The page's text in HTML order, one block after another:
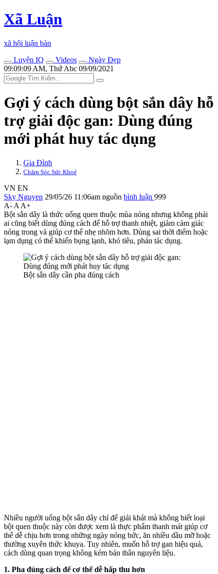
Xã Luận
xã hội luận bàn
Luyện IQ
Videos
Ngày Đẹp
09:09:09 AM, Thứ Abc 09/09/2021
Gợi ý cách dùng bột sắn dây hỗ
trợ giải độc gan: Dùng đúng
mới phát huy tác dụng
Gia Đình
Chăm Sóc Sức Khoẻ
VN EN
Sky Nguyen 29/05/26 11:06am nguồn bình luận 999
A- A A+
Bột sắn dây là thức uống quen thuộc mùa nóng nhưng không phải
ai cũng biết dùng đúng cách để hỗ trợ thanh nhiệt, giảm cảm giác
nóng trong và giúp c‌ơ th‌ể nhẹ nhõm hơn. Dùng sai thời điểm hoặc
lạ‌m dụn‌g có thể khiến bụng lạnh, khó tiêu, phản tác dụng.
Bột sắn dây cần pha đúng cách
Nhiều người uống bột sắn dây chỉ để giải khát mà không biết loại
bột quen thuộc này còn được xem là thực phẩm thanh mát giúp c‌ơ
th‌ể dễ chịu hơn trong những ngày nóng bức, ăn nhiều dầu mỡ hoặc
thường xuyên thức khuya. Tuy nhiên, muốn hỗ trợ gan hiệu quả,
cách dùng quan trọng không kém bản thân nguyên liệu.
1. Pha đúng cách để c‌ơ th‌ể dễ hấp thu hơn